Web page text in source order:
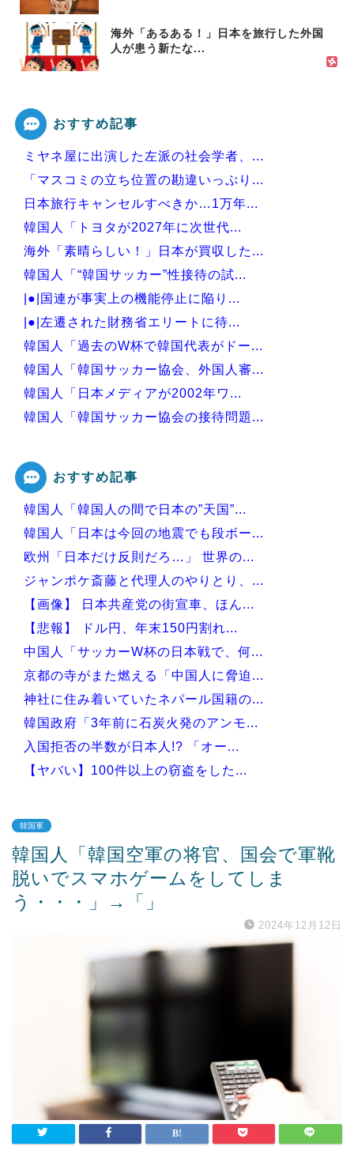
海外「あるある！」日本を旅行した外国
人が患う新たな...
おすすめ記事
ミヤネ屋に出演した左派の社会学者、...
「マスコミの立ち位置の勘違いっぷり...
日本旅行キャンセルすべきか…1万年...
韓国人「トヨタが2027年に次世代...
海外「素晴らしい！」日本が買収した...
韓国人「“韓国サッカー”性接待の試...
|●|国連が事実上の機能停止に陥り...
|●|左遷された財務省エリートに待...
韓国人「過去のW杯で韓国代表がドー...
韓国人「韓国サッカー協会、外国人審...
韓国人「日本メディアが2002年ワ...
韓国人「韓国サッカー協会の接待問題...
Powered by livedoor 相互RSS
おすすめ記事
韓国人「韓国人の間で日本の”天国”...
韓国人「日本は今回の地震でも段ボー...
欧州「日本だけ反則だろ…」 世界の...
ジャンポケ斎藤と代理人のやりとり、...
【画像】 日本共産党の街宣車、ほん...
【悲報】 ドル円、年末150円割れ...
中国人「サッカーW杯の日本戦で、何...
京都の寺がまた燃える「中国人に脅迫...
神社に住み着いていたネパール国籍の...
韓国政府「3年前に石炭火発のアンモ...
入国拒否の半数が日本人!? 「オー...
【ヤバい】100件以上の窃盗をした...
Powered by livedoor 相互RSS
韓国軍
韓国人「韓国空軍の将官、国会で軍靴
脱いでスマホゲームをしてしま
う・・・」→「」
2024年12月12日